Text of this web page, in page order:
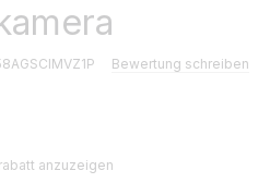
Bewertung schreiben
anzuzeigen